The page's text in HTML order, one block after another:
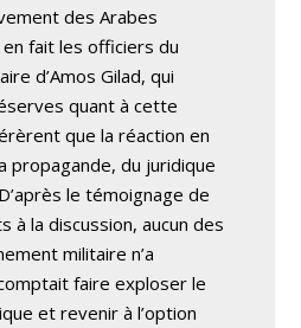
des Arabes
fait les officiers du
d’Amos Gilad, qui
quant à cette
que la réaction en
propagande, du juridique
le témoignage de
à la discussion, aucun des
militaire n’a
faire exploser le
et revenir à l’option